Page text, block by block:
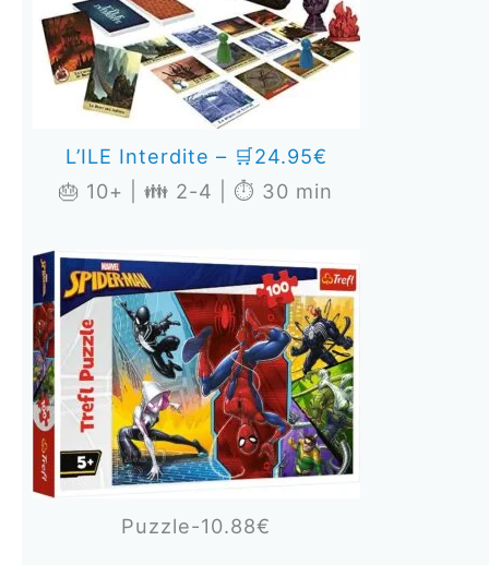
L’ILE Interdite – 🛒24.95€
🎂 10+ | 👪 2-4 | ⏱️ 30 min
Puzzle-10.88€